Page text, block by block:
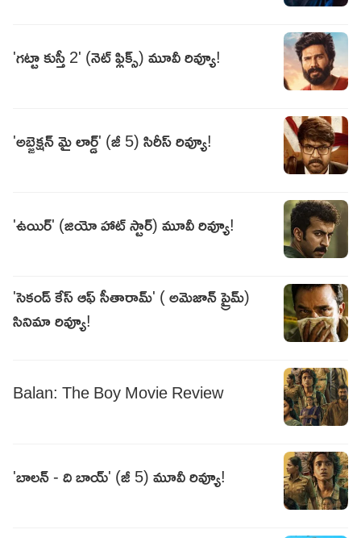
'గట్టా కుస్తీ 2' (నెట్ ఫ్లిక్స్) మూవీ రివ్యూ!
'అబ్జెక్షన్ మై లార్డ్' (జీ 5) సిరీస్ రివ్యూ!
'ఉయిర్' (జియో హాట్ స్టార్) మూవీ రివ్యూ!
'సెకండ్ కేస్ ఆఫ్ సీతారామ్' ( అమెజాన్ ప్రైమ్)
సినిమా రివ్యూ!
Balan: The Boy Movie Review
'బాలన్ - ది బాయ్' (జీ 5) మూవీ రివ్యూ!